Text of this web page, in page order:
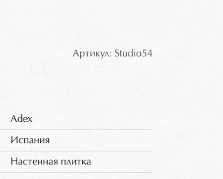
Артикул: Studio54
Adex
Испания
Настенная плитка